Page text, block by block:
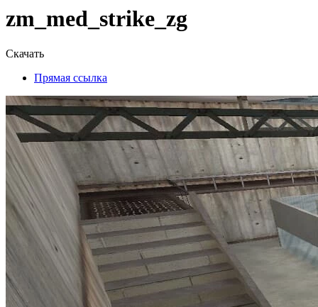
zm_med_strike_zg
Скачать
Прямая ссылка